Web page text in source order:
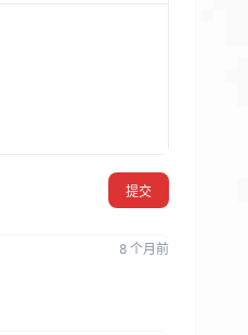
提交
8 个月前